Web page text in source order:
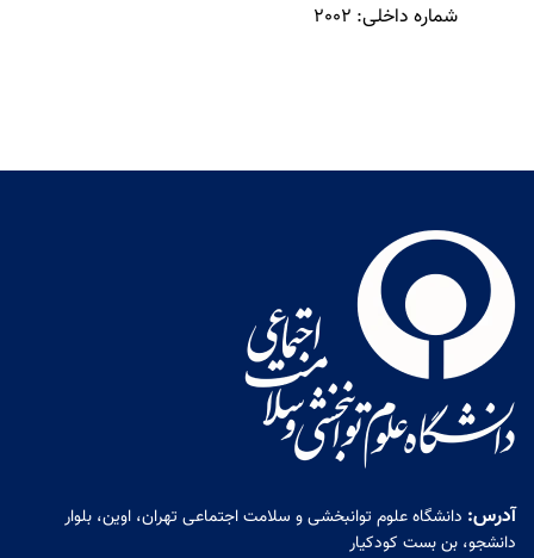
شماره داخلی: 2002
آدرس: دانشگاه علوم توانبخشی و سلامت اجتماعی تهران، اوین، بلوار
دانشجو، بن بست کودکیار